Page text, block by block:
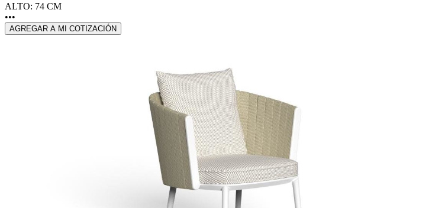
ALTO: 74 CM
•••
AGREGAR A MI COTIZACIÓN